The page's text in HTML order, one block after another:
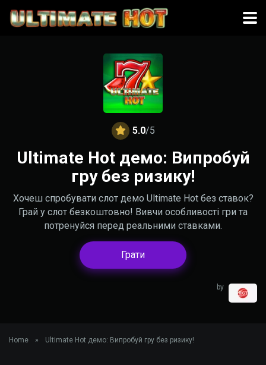
5.0/5
Ultimate Hot демо: Випробуй
гру без ризику!
Хочеш спробувати слот демо Ultimate Hot без ставок?
Грай у слот безкоштовно! Вивчи особливості гри та
потренуйся перед реальними ставками.
Грати
by
Home » Ultimate Hot демо: Випробуй гру без ризику!